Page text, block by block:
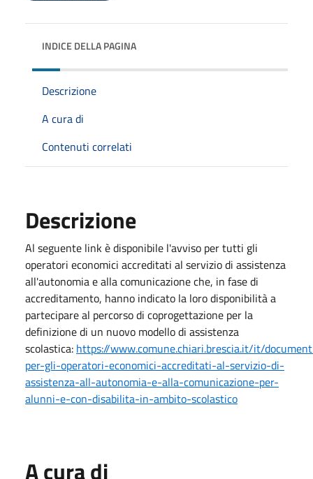
INDICE DELLA PAGINA
Descrizione
A cura di
Contenuti correlati
Descrizione
Al seguente link è disponibile l'avviso per tutti gli
operatori economici accreditati al servizio di assistenza
all'autonomia e alla comunicazione che, in fase di
accreditamento, hanno indicato la loro disponibilità a
partecipare al percorso di coprogettazione per la
definizione di un nuovo modello di assistenza
scolastica: https://www.comune.chiari.brescia.it/it/
per-gli-operatori-economici-accreditati-al-servizio-di-
assistenza-all-autonomia-e-alla-comunicazione-per-
alunni-e-con-disabilita-in-ambito-scolastico
A cura di